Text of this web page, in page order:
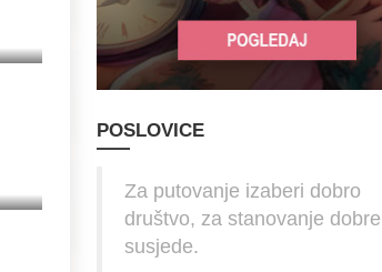
POSLOVICE
Za putovanje izaberi dobro
društvo, za stanovanje dobre
susjede.